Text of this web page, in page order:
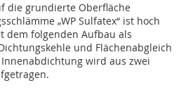
die grundierte Oberfläche
„WP Sulfatex“ ist hoch
folgenden Aufbau als
und Flächenabgleich
Innenabdichtung wird aus zwei